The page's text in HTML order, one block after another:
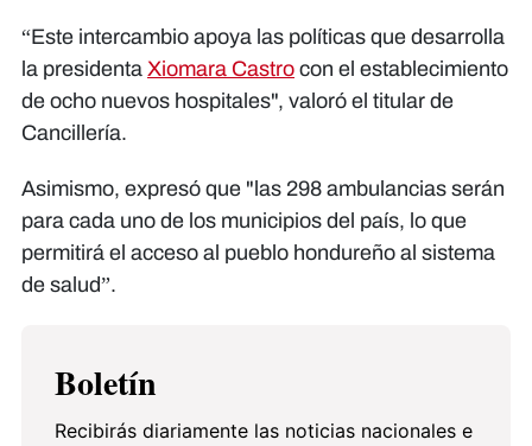
“Este intercambio apoya las políticas que desarrolla
la presidenta Xiomara Castro con el establecimiento
de ocho nuevos hospitales", valoró el titular de
Cancillería.
Asimismo, expresó que "las 298 ambulancias serán
para cada uno de los municipios del país, lo que
permitirá el acceso al pueblo hondureño al sistema
de salud”.
Boletín
Recibirás diariamente las noticias nacionales e